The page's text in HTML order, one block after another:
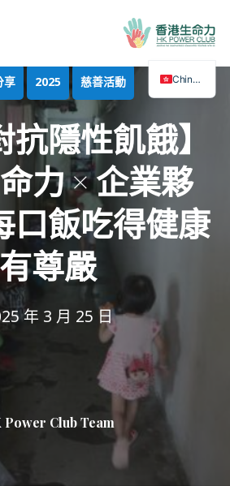
享 2025 慈善活動
抗隱性飢餓】
力 × 企業夥
口飯吃得健康
有尊嚴
年 3 月 25 日
Power Club Team
Chinese